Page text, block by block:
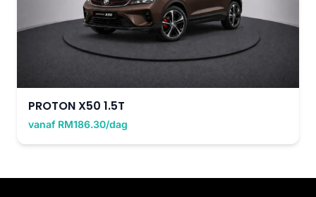
PROTON X50 1.5T
vanaf RM186.30/dag